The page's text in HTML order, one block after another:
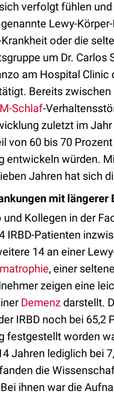
verfolgt fühlen
Lewy-
oder die
um Dr. Carlos
am Hospital
Bereits
Schlaf-
zuletzt im
von 60 bis 70
entwickeln würden.
Jahren hat sich
mit längerer
und Kollegen in der
IRBD-Patienten
14 an einer
, einer
zeigen eine
Demenz darstellt.
IRBD noch bei
festgestellt worden
Jahren lediglich bei
die
ihnen war die